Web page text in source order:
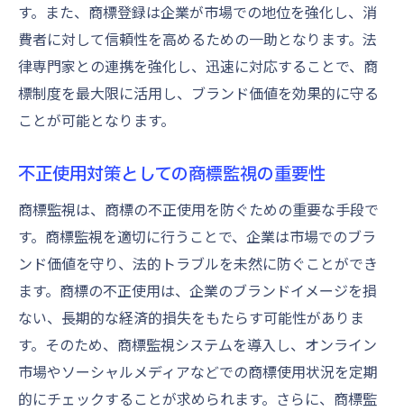
す。また、商標登録は企業が市場での地位を強化し、消
費者に対して信頼性を高めるための一助となります。法
律専門家との連携を強化し、迅速に対応することで、商
標制度を最大限に活用し、ブランド価値を効果的に守る
ことが可能となります。
不正使用対策としての商標監視の重要性
商標監視は、商標の不正使用を防ぐための重要な手段で
す。商標監視を適切に行うことで、企業は市場でのブラ
ンド価値を守り、法的トラブルを未然に防ぐことができ
ます。商標の不正使用は、企業のブランドイメージを損
ない、長期的な経済的損失をもたらす可能性がありま
す。そのため、商標監視システムを導入し、オンライン
市場やソーシャルメディアなどでの商標使用状況を定期
的にチェックすることが求められます。さらに、商標監